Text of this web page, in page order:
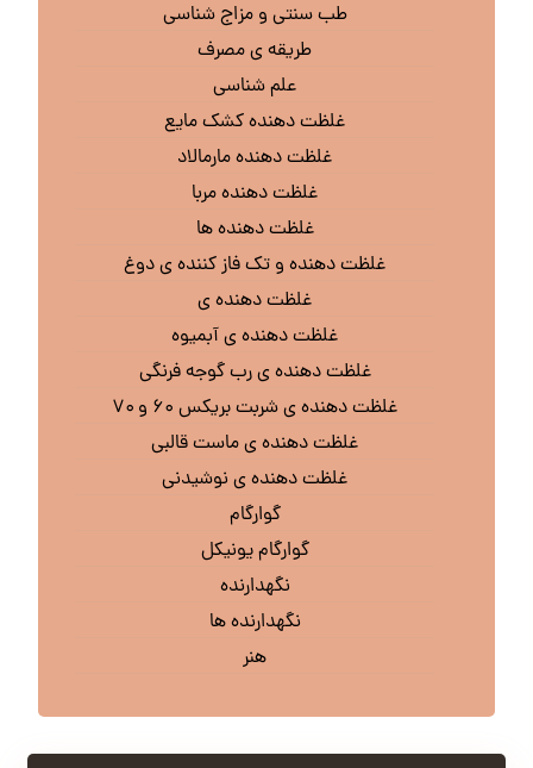
طب سنتی و مزاج شناسی
طریقه ی مصرف
علم شناسی
غلظت دهنده کشک مایع
غلظت دهنده مارمالاد
غلظت دهنده مربا
غلظت دهنده ها
غلظت دهنده و تک فاز کننده ی دوغ
غلظت دهنده ی
غلظت دهنده ی آبمیوه
غلظت دهنده ی رب گوجه فرنگی
غلظت دهنده ی شربت بریکس ۶۰ و ۷۰
غلظت دهنده ی ماست قالبی
غلظت دهنده ی نوشیدنی
گوارگام
گوارگام یونیکل
نگهدارنده
نگهدارنده ها
هنر